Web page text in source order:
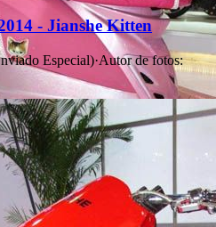
- Jianshe Kitten
Especial)·Autor de fotos: